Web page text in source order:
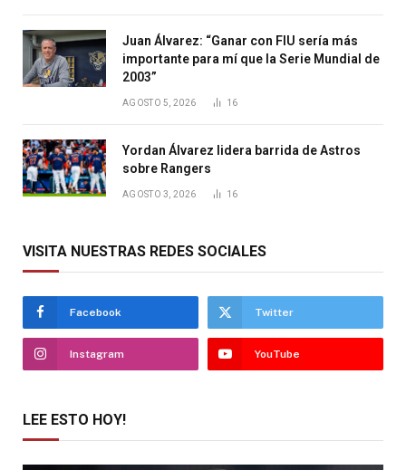
Juan Álvarez: “Ganar con FIU sería más
importante para mí que la Serie Mundial de
2003”
AGOSTO 5, 2026 16
Yordan Álvarez lidera barrida de Astros
sobre Rangers
AGOSTO 3, 2026 16
VISITA NUESTRAS REDES SOCIALES
Facebook Twitter
Instagram YouTube
LEE ESTO HOY!